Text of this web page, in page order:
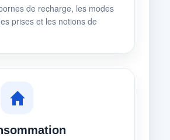
de recharge, les modes
prises et les notions de